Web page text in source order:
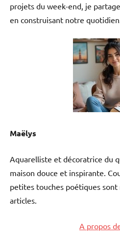
projets du week-end, je
en construisant notre quotidien.
Maëlys
Aquarelliste et décoratrice du
maison douce et inspirante.
petites touches poétiques
articles.
A propos